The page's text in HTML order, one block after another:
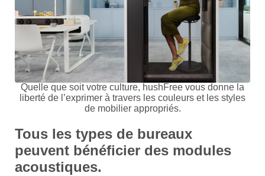
Quelle que soit votre culture, hushFree vous donne la
liberté de l’exprimer à travers les couleurs et les styles
de mobilier appropriés.
Tous les types de bureaux
peuvent bénéficier des modules
acoustiques.